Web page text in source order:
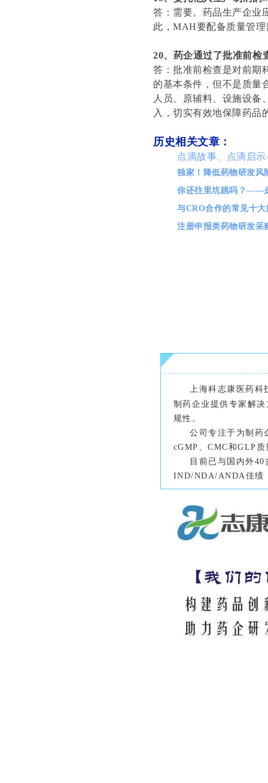
答：需要。药品生产企业
此，MAH要配备质量管理
20、药企通过了批准前检
答：批准前检查是对前期
的基本条件，但不是质量
人员、原辅料、设施设备
入，切实有效地保障药品
历史相关文章：
点滴故事、点滴启
独家！降低药物研发风
你还往里坑跳吗？——
与CRO合作的常见十大
注册申报类药物研发采
上海科志康医药
制药企业提供专家解
规性。
公司专注于为制药企
cGMP、CMC和GLP
目前已与国内外40
IND/NDA/ANDA佳绩